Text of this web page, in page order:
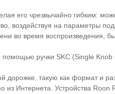
его чрезвычайно гибким:
воздействуя на параметры
во время воспроизведения,
ручки SKC (Single
такую как формат и
Интернета. Устройства